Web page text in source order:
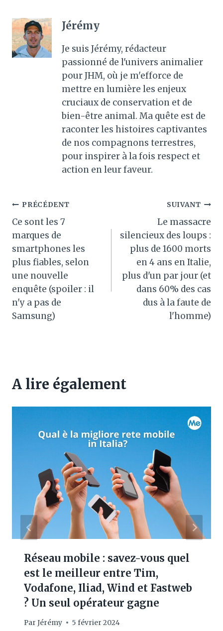
Jérémy
Je suis Jérémy, rédacteur
passionné de l'univers animalier
pour JHM, où je m'efforce de
mettre en lumière les enjeux
cruciaux de conservation et de
bien-être animal. Ma quête est de
raconter les histoires captivantes
de nos compagnons terrestres,
pour inspirer à la fois respect et
action en leur faveur.
Navigation
de
l’article
PRÉCÉDENT
Ce sont les 7
marques de
smartphones les
plus fiables, selon
une nouvelle
enquête (spoiler : il
n'y a pas de
Samsung)
SUIVANT
Le massacre
silencieux des loups :
plus de 1600 morts
en 4 ans en Italie,
plus d'un par jour (et
dans 60% des cas
dus à la faute de
l'homme)
A lire également
Réseau mobile : savez-vous quel
est le meilleur entre Tim,
Vodafone, Iliad, Wind et Fastweb
? Un seul opérateur gagne
Par Jérémy 5 février 2024